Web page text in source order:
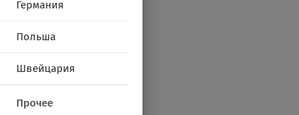
Германия
Польша
Швейцария
Прочее